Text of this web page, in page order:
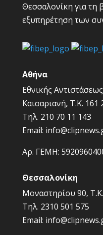
Θεσσαλονίκη για τη
εξυπηρέτηση των
Αθήνα
Εθνικής
Καισαριανή, Τ.Κ. 161
Τηλ. 210 70 11 143
Email:
Αρ. ΓΕΜΗ:
Θεσσαλονίκη
Μοναστηρίου 90,
Τηλ. 2310 501 575
Email: